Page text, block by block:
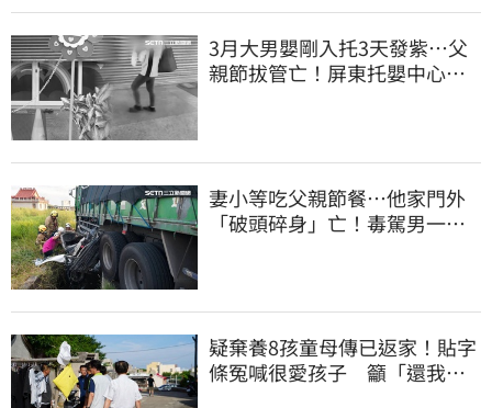
3月大男嬰剛入托3天發紫…父
親節拔管亡！屏東托嬰中心回9
妻小等吃父親節餐⋯他家門外
「破頭碎身」亡！毒駕男一路
疑棄養8孩童母傳已返家！貼字
條冤喊很愛孩子 籲「還我們